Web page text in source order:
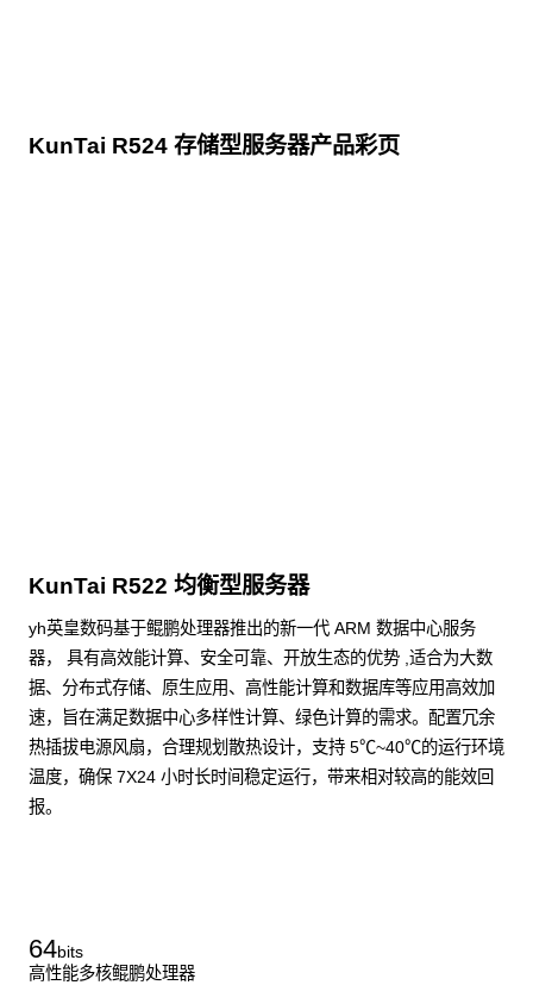
KunTai R524 存储型服务器产品彩页
KunTai R522 均衡型服务器
yh英皇数码基于鲲鹏处理器推出的新一代 ARM 数据中心服务
器， 具有高效能计算、安全可靠、开放生态的优势 ,适合为大数
据、分布式存储、原生应用、高性能计算和数据库等应用高效加
速，旨在满足数据中心多样性计算、绿色计算的需求。配置冗余
热插拔电源风扇，合理规划散热设计，支持 5℃~40℃的运行环境
温度，确保 7X24 小时长时间稳定运行，带来相对较高的能效回
报。
64bits
高性能多核鲲鹏处理器